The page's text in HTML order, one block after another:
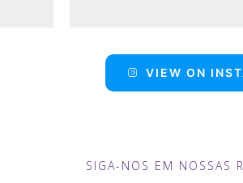
VIEW ON
SIGA-NOS EM NOSSAS